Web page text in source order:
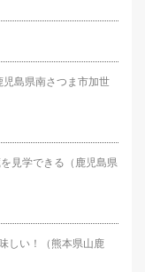
島県南さつま市加世
見学できる（鹿児島県
しい！（熊本県山鹿